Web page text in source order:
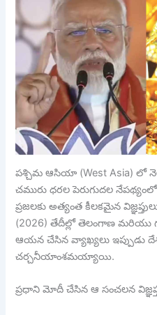
పశ్చిమ ఆసియా (West Asia) లో
చమురు ధరల పెరుగుదల
ప్రజలకు అత్యంత కీలకమైన
(2026) తేదీల్లో తెలంగాణ మరియు
ఆయన చేసిన వ్యాఖ్యలు ఇప్పుడు
చర్చనీయాంశమయ్యాయి.
ప్రధాని మోదీ చేసిన ఆ సంచలన